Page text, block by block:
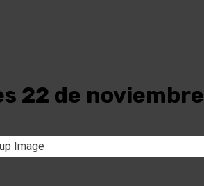
22 de noviembre